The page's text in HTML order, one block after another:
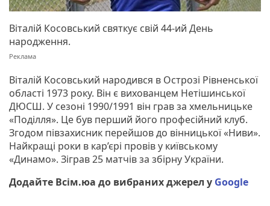
Віталій Косовський святкує свій 44-ий День
народження.
Віталій Косовський народився в Острозі Рівненської
області 1973 року. Він є вихованцем Нетішинської
ДЮСШ. У сезоні 1990/1991 він грав за хмельницьке
«Поділля». Це був перший його професійний клуб.
Згодом півзахисник перейшов до вінницької «Ниви».
Найкращі роки в кар’єрі провів у київському
«Динамо». Зіграв 25 матчів за збірну України.
Додайте Всім.юа до вибраних джерел у Google